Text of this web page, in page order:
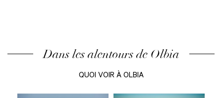
Dans les alentours de Olbia
QUOI VOIR À OLBIA